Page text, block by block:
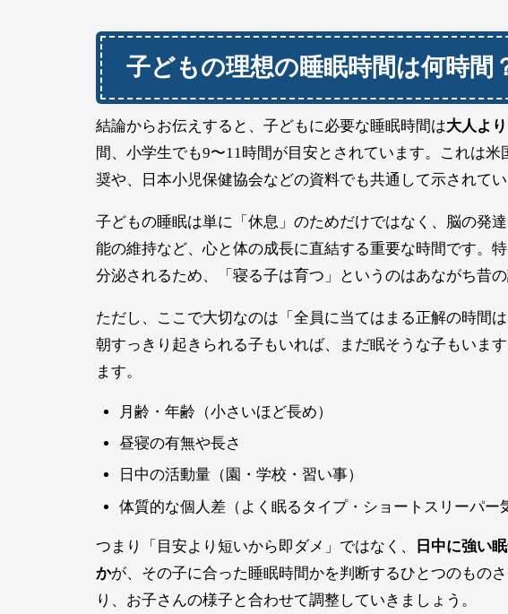
子どもの理想の睡眠時間は何時間
結論からお伝えすると、子どもに必要な睡眠時間は大人よ
間、小学生でも9〜11時間が目安とされています。これは米
奨や、日本小児保健協会などの資料でも共通して示されてい
子どもの睡眠は単に「休息」のためだけではなく、脳の発
能の維持など、心と体の成長に直結する重要な時間です。
分泌されるため、「寝る子は育つ」というのはあながち昔の
ただし、ここで大切なのは「全員に当てはまる正解の時間
朝すっきり起きられる子もいれば、まだ眠そうな子もいま
ます。
月齢・年齢（小さいほど長め）
昼寝の有無や長さ
日中の活動量（園・学校・習い事）
体質的な個人差（よく眠るタイプ・ショートスリーパー
つまり「目安より短いから即ダメ」ではなく、
日中に強い
かが、その子に合った睡眠時間かを判断するひとつのもの
り、お子さんの様子と合わせて調整していきましょう。